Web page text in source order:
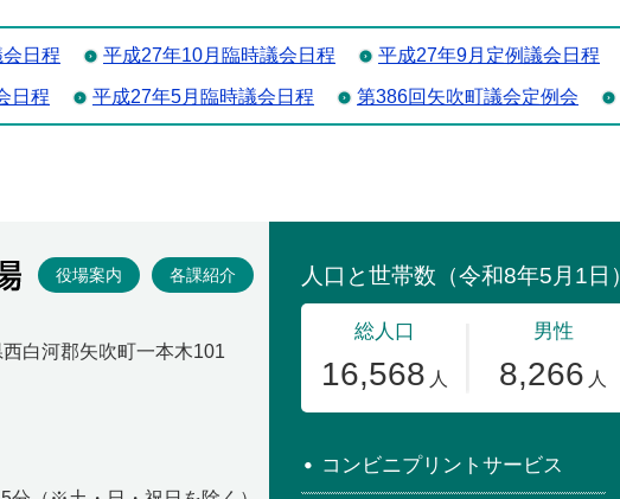
日程 平成27年10月臨時議会日程 平成27年9月定例議会日程
日程 平成27年5月臨時議会日程 第386回矢吹町議会定例会
矢吹町役場
役場案内 各課紹介
白河郡矢吹町一本木101
コンビニプリントサービス